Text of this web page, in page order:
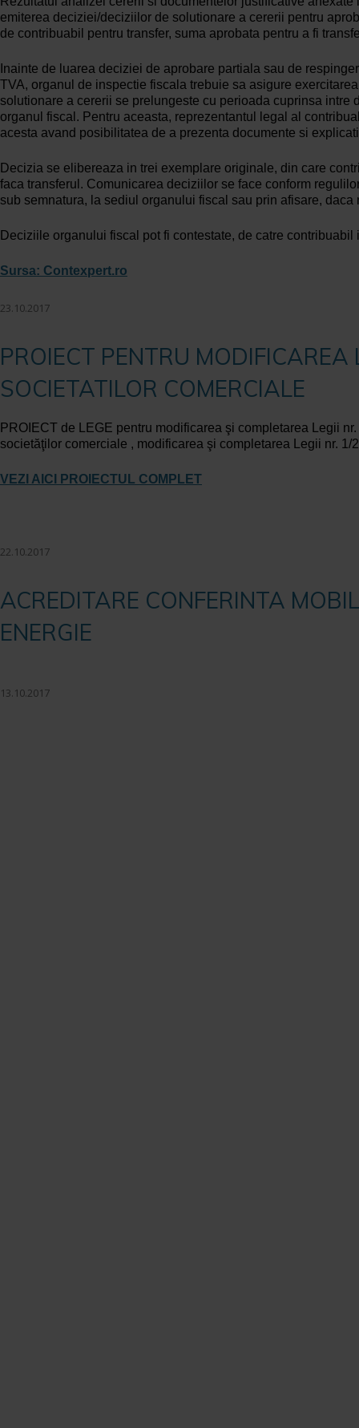
emiterea deciziei/deciziilor de solutionare a cererii pentru
de contribuabil pentru transfer, suma aprobata pentru a fi
Inainte de luarea deciziei de aprobare partiala sau de
TVA, organul de inspectie fiscala trebuie sa asigure
solutionare a cererii se prelungeste cu perioada cuprinsa
organul fiscal. Pentru aceasta, reprezentantul legal al
acesta avand posibilitatea de a prezenta documente si
Decizia se elibereaza in trei exemplare originale, din care
faca transferul. Comunicarea deciziilor se face conform
sub semnatura, la sediul organului fiscal sau prin afisare, daca
Deciziile organului fiscal pot fi contestate, de catre
Sursa: Contexpert.ro
23.10.2017
PROIECT PENTRU
SOCIETATILOR COMERCIALE
PROIECT de LEGE pentru modificarea şi completarea Legii
societăţilor comerciale , modificarea şi completarea Legii nr.
VEZI AICI PROIECTUL COMPLET
22.10.2017
ACREDITARE CONFERINTA
ENERGIE
13.10.2017